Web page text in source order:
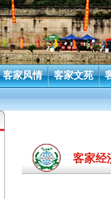
客家风情 客家文苑
客家经